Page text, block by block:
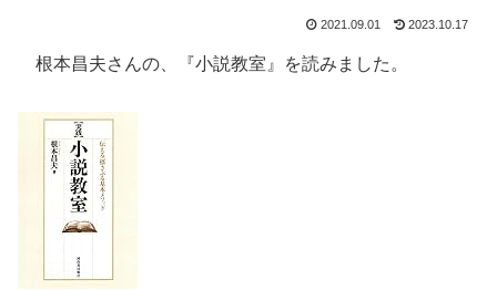
2021.09.01 2023.10.17
根本昌夫さんの、『小説教室』を読みました。